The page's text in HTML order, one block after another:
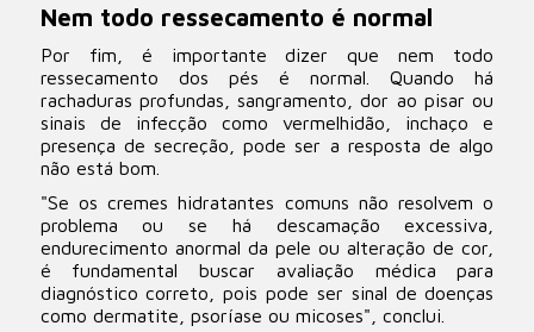
Nem todo ressecamento é normal
Por fim, é importante dizer que nem todo
ressecamento dos pés é normal. Quando há
rachaduras profundas, sangramento, dor ao pisar ou
sinais de infecção como vermelhidão, inchaço e
presença de secreção, pode ser a resposta de algo
não está bom.
"Se os cremes hidratantes comuns não resolvem o
problema ou se há descamação excessiva,
endurecimento anormal da pele ou alteração de cor,
é fundamental buscar avaliação médica para
diagnóstico correto, pois pode ser sinal de doenças
como dermatite, psoríase ou micoses", conclui.